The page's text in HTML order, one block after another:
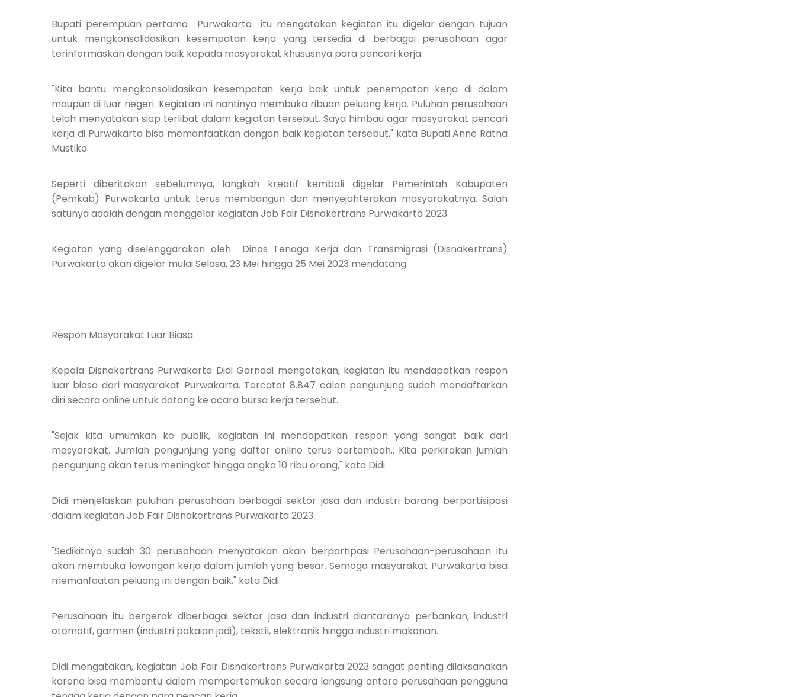
Bupati perempuan pertama Purwakarta itu mengatakan kegiatan itu digelar dengan tujuan
untuk mengkonsolidasikan kesempatan kerja yang tersedia di berbagai perusahaan agar
terinformaskan dengan baik kepada masyarakat khususnya para pencari kerja.
"Kita bantu mengkonsolidasikan kesempatan kerja baik untuk penempatan kerja di dalam
maupun di luar negeri. Kegiatan ini nantinya membuka ribuan peluang kerja. Puluhan perusahaan
telah menyatakan siap terlibat dalam kegiatan tersebut. Saya himbau agar masyarakat pencari
kerja di Purwakarta bisa memanfaatkan dengan baik kegiatan tersebut," kata Bupati Anne Ratna
Mustika.
Seperti diberitakan sebelumnya, langkah kreatif kembali digelar Pemerintah Kabupaten
(Pemkab) Purwakarta untuk terus membangun dan menyejahterakan masyarakatnya. Salah
satunya adalah dengan menggelar kegiatan Job Fair Disnakertrans Purwakarta 2023.
Kegiatan yang diselenggarakan oleh Dinas Tenaga Kerja dan Transmigrasi (Disnakertrans)
Purwakarta akan digelar mulai Selasa, 23 Mei hingga 25 Mei 2023 mendatang.
Respon Masyarakat Luar Biasa
Kepala Disnakertrans Purwakarta Didi Garnadi mengatakan, kegiatan itu mendapatkan respon
luar biasa dari masyarakat Purwakarta. Tercatat 8.847 calon pengunjung sudah mendaftarkan
diri secara online untuk datang ke acara bursa kerja tersebut.
"Sejak kita umumkan ke publik, kegiatan ini mendapatkan respon yang sangat baik dari
masyarakat. Jumlah pengunjung yang daftar online terus bertambah.. Kita perkirakan jumlah
pengunjung akan terus meningkat hingga angka 10 ribu orang," kata Didi.
Didi menjelaskan puluhan perusahaan berbagai sektor jasa dan industri barang berpartisipasi
dalam kegiatan Job Fair Disnakertrans Purwakarta 2023.
"Sedikitnya sudah 30 perusahaan menyatakan akan berpartipasi Perusahaan-perusahaan itu
akan membuka lowongan kerja dalam jumlah yang besar. Semoga masyarakat Purwakarta bisa
memanfaatan peluang ini dengan baik," kata Didi.
Perusahaan itu bergerak diberbagai sektor jasa dan industri diantaranya perbankan, industri
otomotif, garmen (industri pakaian jadi), tekstil, elektronik hingga industri makanan.
Didi mengatakan, kegiatan Job Fair Disnakertrans Purwakarta 2023 sangat penting dilaksanakan
karena bisa membantu dalam mempertemukan secara langsung antara perusahaan pengguna